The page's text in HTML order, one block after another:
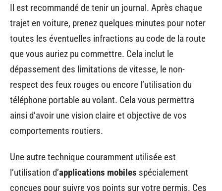
Il est recommandé de tenir un journal. Après chaque
trajet en voiture, prenez quelques minutes pour noter
toutes les éventuelles infractions au code de la route
que vous auriez pu commettre. Cela inclut le
dépassement des limitations de vitesse, le non-
respect des feux rouges ou encore l’utilisation du
téléphone portable au volant. Cela vous permettra
ainsi d’avoir une vision claire et objective de vos
comportements routiers.
Une autre technique couramment utilisée est
l’utilisation d’applications mobiles spécialement
conçues pour suivre vos points sur votre permis. Ces